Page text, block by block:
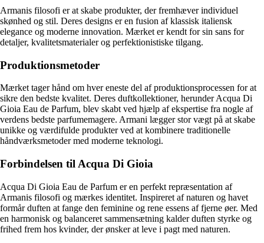
Armanis filosofi er at skabe produkter, der fremhæver individuel
skønhed og stil. Deres designs er en fusion af klassisk italiensk
elegance og moderne innovation. Mærket er kendt for sin sans for
detaljer, kvalitetsmaterialer og perfektionistiske tilgang.
Produktionsmetoder
Mærket tager hånd om hver eneste del af produktionsprocessen for at
sikre den bedste kvalitet. Deres duftkollektioner, herunder Acqua Di
Gioia Eau de Parfum, blev skabt ved hjælp af ekspertise fra nogle af
verdens bedste parfumemagere. Armani lægger stor vægt på at skabe
unikke og værdifulde produkter ved at kombinere traditionelle
håndværksmetoder med moderne teknologi.
Forbindelsen til Acqua Di Gioia
Acqua Di Gioia Eau de Parfum er en perfekt repræsentation af
Armanis filosofi og mærkes identitet. Inspireret af naturen og havet
formår duften at fange den feminine og rene essens af fjerne øer. Med
en harmonisk og balanceret sammensætning kalder duften styrke og
frihed frem hos kvinder, der ønsker at leve i pagt med naturen.